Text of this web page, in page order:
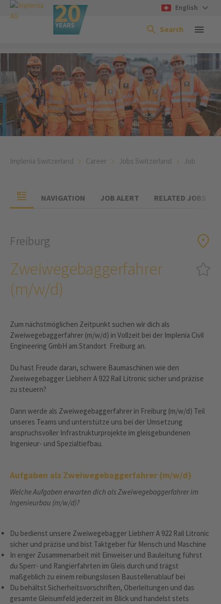
English
Search
Implenia Switzerland Career Jobs Switzerland Job
NAVIGATION JOB ALERT RELATED JOBS
Freiburg
Zweiwegebaggerfahrer
(m/w/d)
Zum nächstmöglichen Zeitpunkt suchen wir dich als
Zweiwegebaggerfahrer (m/w/d) in Vollzeit bei der Implenia Civil
Engineering GmbH am Standort Freiburg an.
Du hast Freude daran, schwere Baumaschinen wie den
Zweiwegebagger Liebherr A 922 Rail Litronic sicher und präzise
zu steuern?
Dann werde als Zweiwegebaggerfahrer in Freiburg (m/w/d) Teil
unseres Teams und unterstütze uns bei der Umsetzung
anspruchsvoller Infrastrukturprojekte im gleisgebundenen
Ingenieur- und Spezialtiefbau.
Aufgaben als Zweiwegebaggerfahrer (m/w/d)
Welche Aufgaben erwarten dich als Zweiwegebaggerfahrer im
Ingenieurbau (m/w/d)?
Du bedienst unsere Zweiwegebagger Liebherr A 922 Rail Litronic
sicher und präzise und bist Taktgeber für Mensch und Maschine
In enger Zusammenarbeit mit Einweiser und Bauleitung führst
du Sperr‑ und Rangierfahrten im Gleis durch und trägst
maßgeblich zu einem reibungslosen Baustellenablauf bei
Du behältst Sicherheitsvorschriften, Oberleitungen und das
gesamte Gleisumfeld jederzeit im Blick und handelst stets